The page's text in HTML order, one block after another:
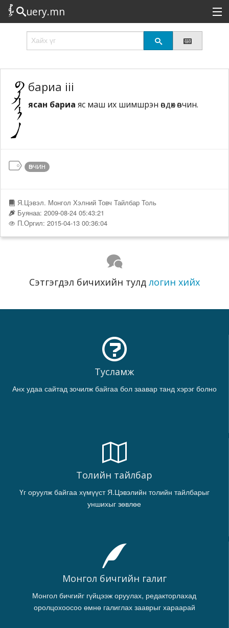
uery.mn
Сонирхолтой
Эрэлттэй
Төрөл
Татах
Логин
бариа iii
ясан бариа яс маш их шимшрэн өвдөх өвчин.
өвчин
Я.Цэвэл. Монгол Хэлний Товч Тайлбар Толь
Буянаа: 2009-08-24 05:43:21
П.Оргил: 2015-04-13 00:36:04
Сэтгэгдэл бичихийн тулд логин хийх
Тусламж
Анх удаа сайтад зочилж байгаа бол заавар танд хэрэг болно
Толийн тайлбар
Үг оруулж байгаа хүмүүст Я.Цэвэлийн толийн тайлбарыг
уншихыг зөвлөе
Монгол бичгийн галиг
Монгол бичгийг гүйцээж оруулах, редакторлахад
оролцохоосоо өмнө галиглах зааврыг хараарай